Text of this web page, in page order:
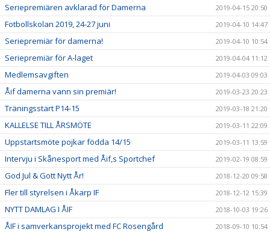
Seriepremiären avklarad för Damerna 2019-04-15 20:50
Fotbollskolan 2019, 24-27 juni 2019-04-10 14:47
Seriepremiär för damerna! 2019-04-10 10:54
Seriepremiär för A-laget 2019-04-04 11:12
Medlemsavgiften 2019-04-03 09:03
Åif damerna vann sin premiär! 2019-03-23 20:23
Träningsstart P14-15 2019-03-18 21:20
KALLELSE TILL ÅRSMÖTE 2019-03-11 22:09
Uppstartsmöte pojkar födda 14/15 2019-03-11 13:59
Intervju i Skånesport med Åif,s Sportchef 2019-02-19 08:59
God Jul & Gott Nytt År! 2018-12-20 09:58
Fler till styrelsen i Åkarp IF 2018-12-12 15:39
NYTT DAMLAG I ÅIF 2018-10-03 19:26
ÅIF i samverkansprojekt med FC Rosengård 2018-09-10 10:54